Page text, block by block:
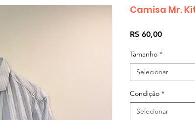
Camisa Mr.
R$ 60,00Preço
Tamanho *
Selecionar
Condição *
Selecionar